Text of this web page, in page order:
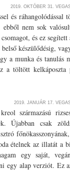
végzed (teljes
fogyaszotottál. Egy
segíthet
szagát nem
napokon. A recept
víz - turmixgép -
a turmixgép
chilipaprika
2019. OKTÓBER 31.
és ráhangolódással
ebből nem sok
és ez segített
készülődésig,
a munka és tanulás
a töltött kelkáposzta
kelkáposzta levél
zeller apróra
kése aprítóban
ml rozé bor 150 g
petrezselyem
g paradicsom
1/­­2 tk fahéj, vagy 1
őrölt bors
2019. JANUÁR 17.
származású
Újabban csak
ételnek az illatát a
egy saját,
egy alap verziót. Ez